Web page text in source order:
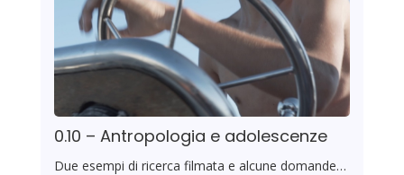
0.10 – Antropologia e adolescenze
Due esempi di ricerca filmata e alcune domande…